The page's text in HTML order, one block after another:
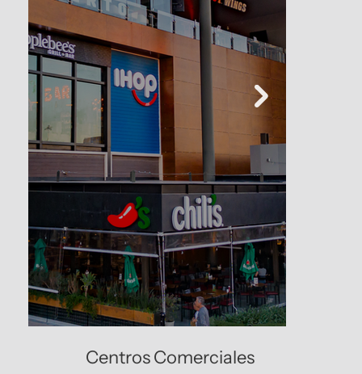
Centros Comerciales